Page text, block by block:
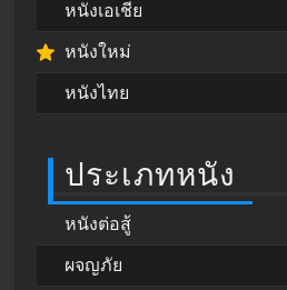
หนังเอเชีย
หนังใหม่
หนังไทย
ประเภทหนัง
หนังต่อสู้
ผจญภัย